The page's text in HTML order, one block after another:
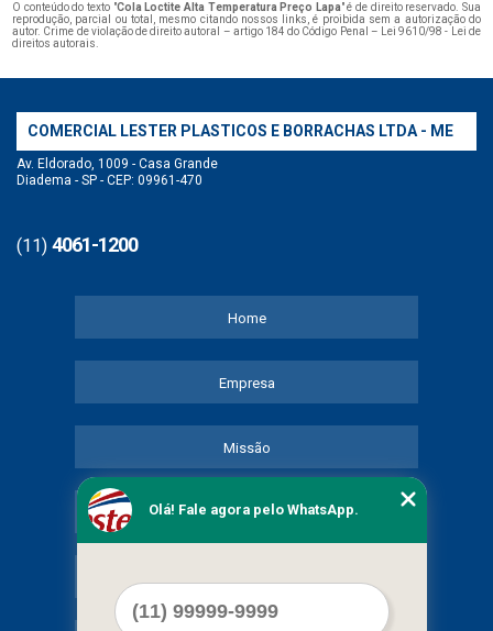
O conteúdo do texto "Cola Loctite Alta Temperatura Preço Lapa" é de direito reservado. Sua
reprodução, parcial ou total, mesmo citando nossos links, é proibida sem a autorização do
autor. Crime de violação de direito autoral – artigo 184 do Código Penal – Lei 9610/98 - Lei de
direitos autorais.
COMERCIAL LESTER PLASTICOS E BORRACHAS LTDA - ME
Av. Eldorado, 1009 - Casa Grande
Diadema - SP - CEP: 09961-470
(11) 4061-1200
Home
Empresa
Missão
Serviços
Olá! Fale agora pelo WhatsApp.